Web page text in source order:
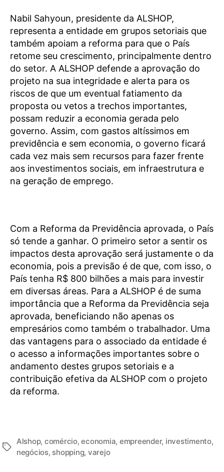
Nabil Sahyoun, presidente da ALSHOP,
representa a entidade em grupos setoriais que
também apoiam a reforma para que o País
retome seu crescimento, principalmente dentro
do setor. A ALSHOP defende a aprovação do
projeto na sua integridade e alerta para os
riscos de que um eventual fatiamento da
proposta ou vetos a trechos importantes,
possam reduzir a economia gerada pelo
governo. Assim, com gastos altíssimos em
previdência e sem economia, o governo ficará
cada vez mais sem recursos para fazer frente
aos investimentos sociais, em infraestrutura e
na geração de emprego.
Com a Reforma da Previdência aprovada, o País
só tende a ganhar. O primeiro setor a sentir os
impactos desta aprovação será justamente o da
economia, pois a previsão é de que, com isso, o
País tenha R$ 800 bilhões a mais para investir
em diversas áreas. Para a ALSHOP é de suma
importância que a Reforma da Previdência seja
aprovada, beneficiando não apenas os
empresários como também o trabalhador. Uma
das vantagens para o associado da entidade é
o acesso a informações importantes sobre o
andamento destes grupos setoriais e a
contribuição efetiva da ALSHOP com o projeto
da reforma.
Alshop, comércio,economia, empreender, investimento,
negócios, shopping, varejo